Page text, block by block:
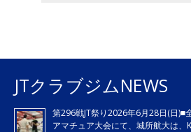
JTクラブジムNEWS
第296戦JT祭り2026年6月28日(日)■
アマチュア大会にて、城所航大は、